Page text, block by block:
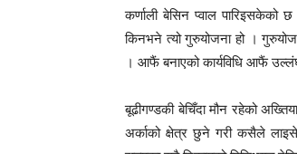
कर्णाली बेसिन प्वाल
किनभने त्यो गुरुयोजना हो ।
। आफैं बनाएको कार्यविधि आफैं
बूढीगण्डकी बेचिँदा मौन रहेको
अर्काको क्षेत्र छुने गरी कसैले